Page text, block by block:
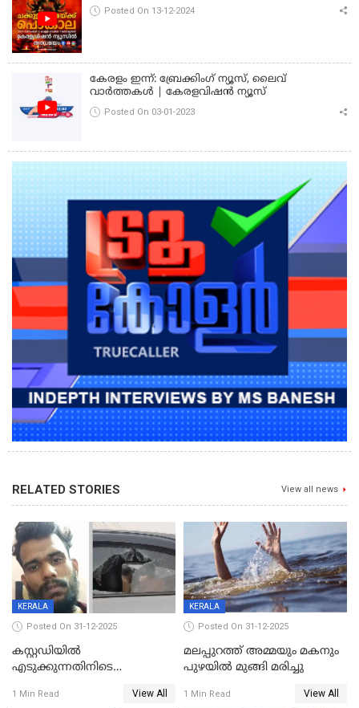
Posted On 13-12-2024
കേരളം ഇന്ന്: ബ്രേക്കിംഗ് ന്യൂസ്, ലൈവ്
വാർത്തകൾ | കേരളവിഷൻ ന്യൂസ്
Posted On 03-01-2023
RELATED STORIES View all news
KERALA
Posted On 31-12-2025
കസ്റ്റഡിയിൽ
എടുക്കുന്നതിനിടെ
വധശ്രമക്കേസ് പ്രതി പിടിയിൽ
1 Min Read View All
KERALA
Posted On 31-12-2025
മലപ്പുറത്ത് അമ്മയും മകനും
പുഴയിൽ മുങ്ങി മരിച്ചു
1 Min Read View All